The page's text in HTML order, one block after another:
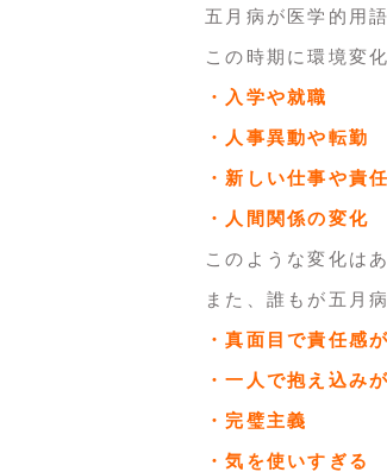
五月病が医学的用
この時期に環境変
・入学や就職
・人事異動や転勤
・新しい仕事や責
・人間関係の変化
このような変化は
また、誰もが五月
・真面目で責任感
・一人で抱え込み
・完璧主義
・気を使いすぎる